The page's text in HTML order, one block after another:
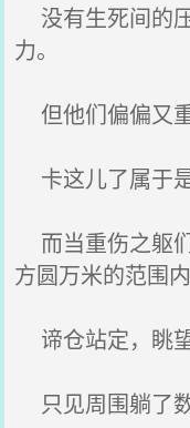
没有生死间的
力。
但他们偏偏又
卡这儿了属于是
而当重伤之躯
方圆万米的范围内
谛仓站定，眺望
只见周围躺了